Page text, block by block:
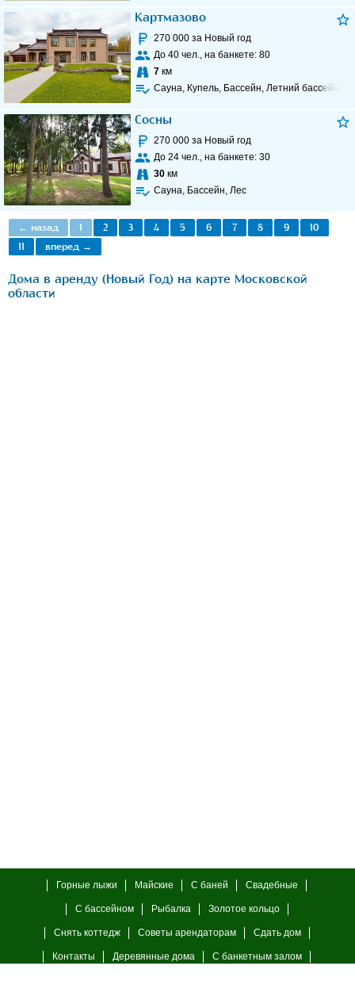
Картмазово
270 000 за Новый год
До 40 чел., на банкете: 80
7 км
Сауна, Купель, Бассейн, Летний бассейн,
Сосны
270 000 за Новый год
До 24 чел., на банкете: 30
30 км
Сауна, Бассейн, Лес
← назад 1 2 3 4 5 6 7 8 9
10
11
вперед →
Дома в аренду (Новый Год) на карте Московской
области
Горные лыжи Майские С баней Свадебные
С бассейном Рыбалка Золотое кольцо
Снять коттедж Советы арендаторам Сдать дом
Контакты Деревянные дома С банкетным залом